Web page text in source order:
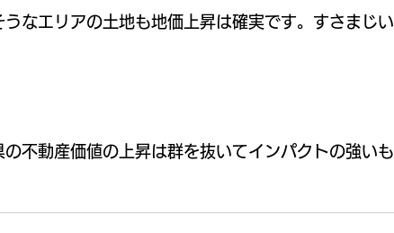
なエリアの土地も地価上昇は確実です。すさまじい
不動産価値の上昇は群を抜いてインパクトの強いも